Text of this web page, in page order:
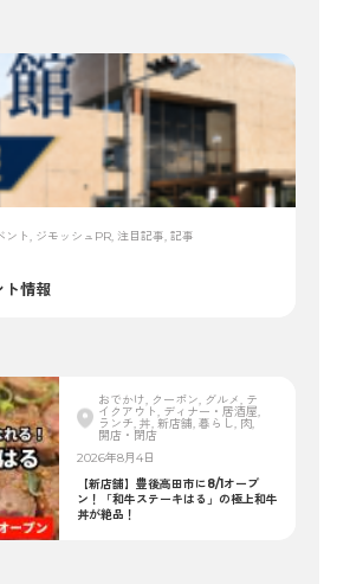
ント, ジモッシュPR, 注目記事, 記事
ト情報
おでかけ, クーポン, グルメ, テ
イクアウト, ディナー・居酒屋,
ランチ, 丼, 新店舗, 暮らし, 肉,
開店・閉店
2026年8月4日
【新店舗】豊後高田市に8/1オープ
ン！「和牛ステーキはる」の極上和牛
丼が絶品！